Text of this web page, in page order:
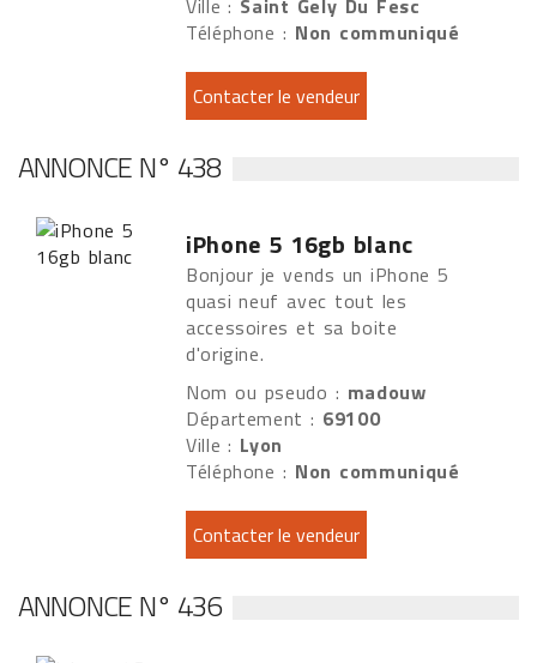
Ville : Saint Gely Du Fesc
Téléphone : Non communiqué
ANNONCE N° 438
iPhone 5 16gb blanc
Bonjour je vends un iPhone 5
quasi neuf avec tout les
accessoires et sa boite
d'origine.
Nom ou pseudo : madouw
Département : 69100
Ville : Lyon
Téléphone : Non communiqué
ANNONCE N° 436